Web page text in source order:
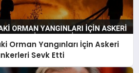
Orman Yangınları İçin Askeri
Sevk Etti